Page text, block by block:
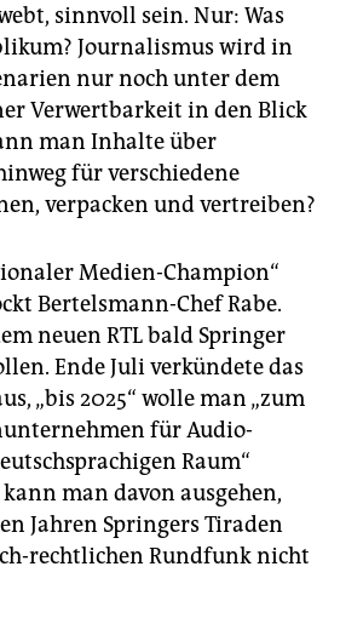
sinnvoll sein. Nur: Was
Journalismus wird in
nur noch unter dem
Verwertbarkeit in den Blick
man Inhalte über
für verschiedene
verpacken und vertreiben?
Medien-Champion“
Bertelsmann-Chef Rabe.
neuen RTL bald Springer
Ende Juli verkündete das
„bis 2025“ wolle man „zum
für Audio-
Raum“
man davon ausgehen,
Jahren Springers Tiraden
rechtlichen Rundfunk nicht